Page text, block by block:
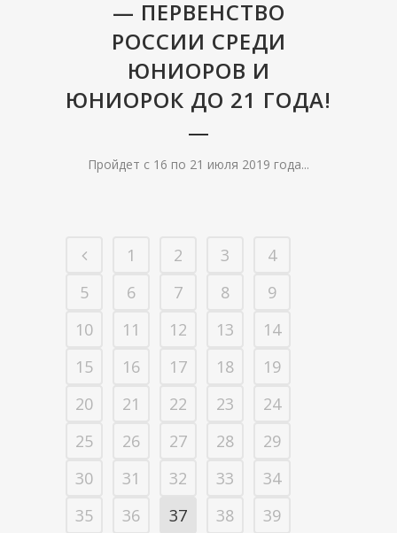
— ПЕРВЕНСТВО
РОССИИ СРЕДИ
ЮНИОРОВ И
ЮНИОРОК ДО 21 ГОДА!
Пройдет с 16 по 21 июля 2019 года...
1 2 3
4
5
6 7 8
9
10
11 12 13
14
15
16 17 18
19
20
21 22 23
24
25
26 27 28
29
30
31 32 33
34
35
36 37 38
39